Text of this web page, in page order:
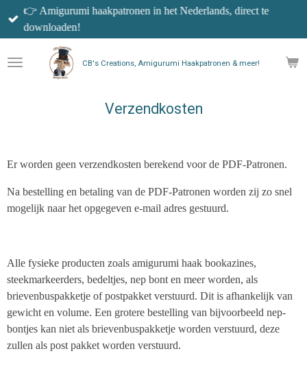
Ga
direct
de
hoofdinhoud
CB's Creations, Amigurumi Haakpatronen & meer!
👉 Amigurumi haakpatronen in het Nederlands, direct te
downloaden!
Verzendkosten
Er worden geen verzendkosten berekend voor de PDF-Patronen.
Na bestelling en betaling van de PDF-Patronen worden zij zo snel
mogelijk naar het opgegeven e-mail adres gestuurd.
Alle fysieke producten zoals amigurumi haak bookazines,
steekmarkeerders, bedeltjes, nep bont en meer worden, als
brievenbuspakketje of postpakket verstuurd. Dit is afhankelijk van
gewicht en volume. Een grotere bestelling van bijvoorbeeld nep-
bontjes kan niet als brievenbuspakketje worden verstuurd, deze
zullen als post pakket worden verstuurd.